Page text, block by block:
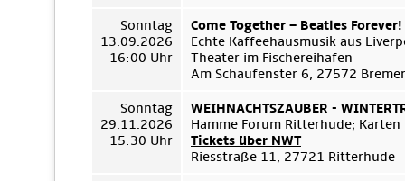
Sonntag
13.09.2026
16:00 Uhr
Come Together – Beatles Forever!
Echte Kaffeehausmusik aus
Theater im Fischereihafen
Am Schaufenster 6, 27572
Sonntag
29.11.2026
15:30 Uhr
WEIHNACHTSZAUBER -
Hamme Forum Ritterhude;
Tickets über NWT
Riesstraße 11, 27721 Ritterhude